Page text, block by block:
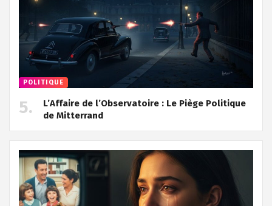
POLITIQUE
L’Affaire de l’Observatoire : Le Piège Politique
de Mitterrand